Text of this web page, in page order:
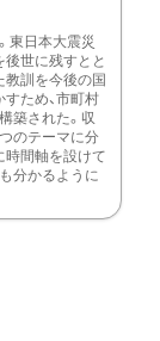
東日本大震災
後世に残すとと
教訓を今後の国
ため、市町村
築された。収
のテーマに分
時間軸を設けて
分かるように